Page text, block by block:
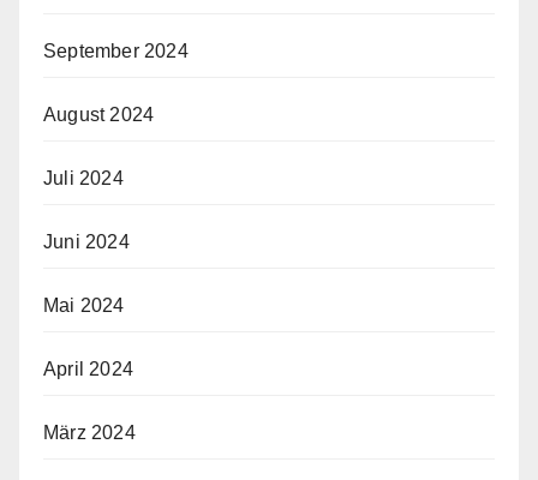
September 2024
August 2024
Juli 2024
Juni 2024
Mai 2024
April 2024
März 2024